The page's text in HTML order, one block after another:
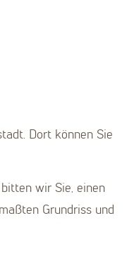
Dort können Sie
wir Sie, einen
Grundriss und